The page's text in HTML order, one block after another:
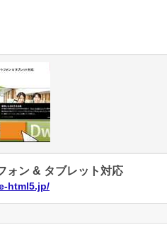
ォン & タブレット対応
html5.jp/